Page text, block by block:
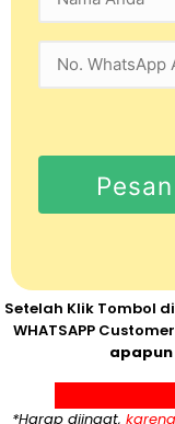
Setelah Klik Tombol
WHATSAPP
apapun
*Harap diingat,